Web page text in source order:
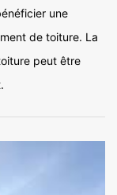
une
de toiture. La
peut être